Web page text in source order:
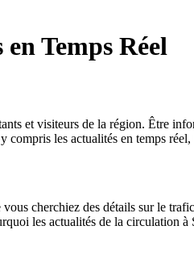
Temps Réel
et visiteurs de la région. Être
les actualités en temps
cherchiez des détails sur le
les actualités de la circulation à